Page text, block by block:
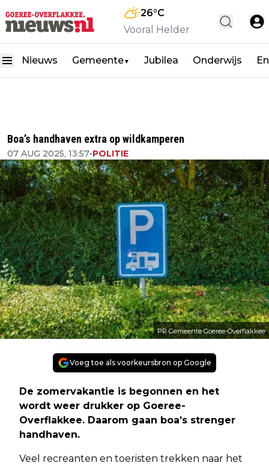
26°C
Vooral Helder
Nieuws Gemeente▼ Jubilea Onderwijs
Boa’s handhaven extra op wildkamperen
07 AUG 2025, 13:57•POLITIE
PR Gemeente Goeree-Overflakkee
Voeg toe als voorkeursbron op Google
De zomervakantie is begonnen en het
wordt weer drukker op Goeree-
Overflakkee. Daarom gaan boa’s strenger
handhaven.
Veel recreanten en toeristen trekken naar het